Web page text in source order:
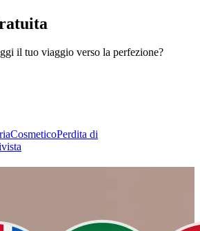
il tuo viaggio verso la perfezione?
CosmeticoPerdita di